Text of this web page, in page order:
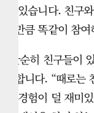
가 있습니다. 친구
신만큼 똑같이 참
“단순히 친구들이
말합니다. “때로
면 경험이 덜 재미